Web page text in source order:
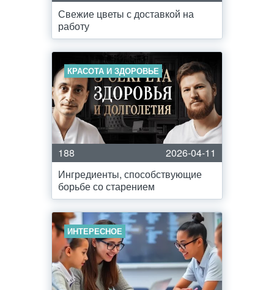
Свежие цветы с доставкой на
работу
КРАСОТА И ЗДОРОВЬЕ
188
2026-04-11
Ингредиенты, способствующие
борьбе со старением
ИНТЕРЕСНОЕ